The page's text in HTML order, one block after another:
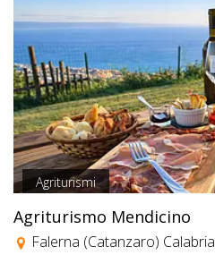
Agriturismi
Agriturismo Mendicino
Falerna (Catanzaro) Calabria